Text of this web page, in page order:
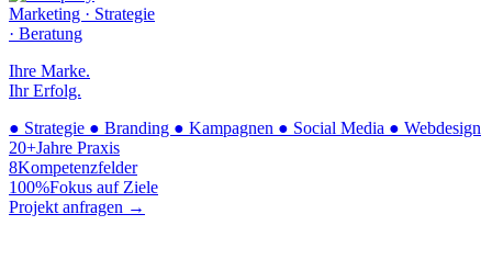
Marketing · Strategie
· Beratung
Ihre Marke.
Ihr Erfolg.
● Strategie ● Branding ● Kampagnen ● Social Media ● Webdesign
20+Jahre Praxis
8Kompetenzfelder
100%Fokus auf Ziele
Projekt anfragen →